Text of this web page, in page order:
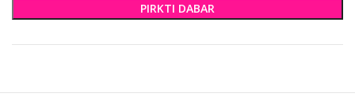
PIRKTI DABAR